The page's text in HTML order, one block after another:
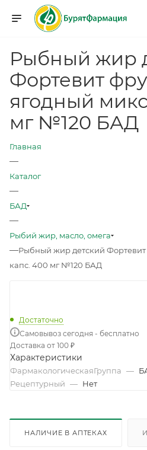
Рыбный жир
Фортевит
ягодный
мг №120 БАД
Главная
—
Каталог
—
БАД
—
Рыбий жир, масло, омега
—Рыбный жир детский
капс. 400 мг №120 БАД
Достаточно
Самовывоз сегодня - бесплатно
Доставка от 100 ₽
Характеристики
ФармакологическаяГруппа —
Рецептурный — Нет
НАЛИЧИЕ В АПТЕКАХ